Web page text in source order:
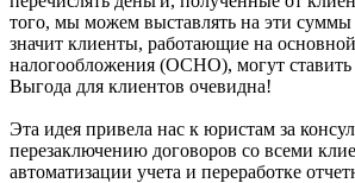
того, мы можем выставлять на эти суммы
значит клиенты, работающие на
налогообложения (ОСНО), могут ставить
Выгода для клиентов очевидна!
Эта идея привела нас к юристам за
перезаключению договоров со всеми
автоматизации учета и переработке